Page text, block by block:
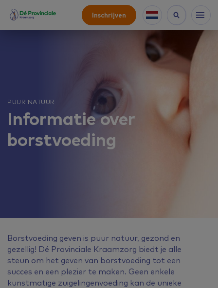
Inschrijven
PUUR NATUUR
Informatie over
borstvoeding
Borstvoeding geven is puur natuur, gezond en
gezellig! Dé Provinciale Kraamzorg biedt je alle
steun om het geven van borstvoeding tot een
succes en een plezier te maken. Geen enkele
kunstmatige zuigelingenvoeding kan de unieke